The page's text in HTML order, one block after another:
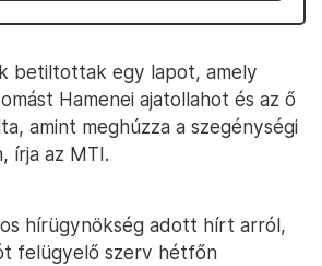
betiltottak egy lapot, amely
Hamenei ajatollahot és az ő
amint meghúzza a szegénységi
írja az MTI.
hírügynökség adott hírt arról,
felügyelő szerv hétfőn